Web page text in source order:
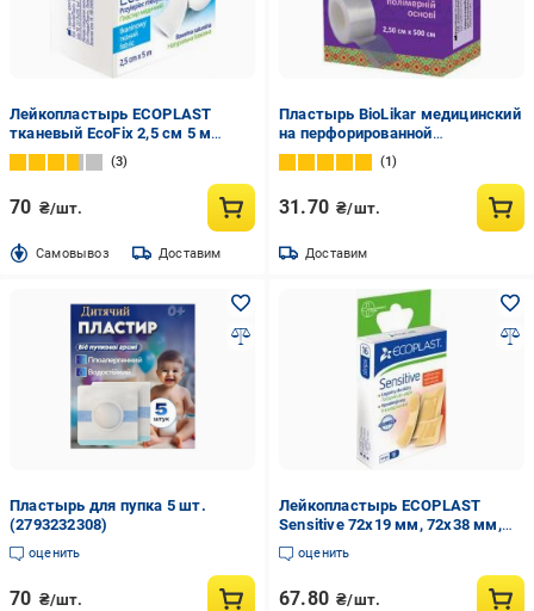
Лейкопластырь ECOPLAST
тканевый EcoFix 2,5 см 5 м
нестерильные
3
70 ₴/шт.
Cамовывоз Доставим
Пластырь BioLikar медицинский
на перфорированной
полимерной основе 2,5 х 500 см
стерильные
1
31.70 ₴/шт.
Доставим
Пластырь для пупка 5 шт.
(2793232308)
оценить
70 ₴/шт.
Лейкопластырь ECOPLAST
Sensitive 72х19 мм, 72х38 мм,
38х38 мм нестерильные 16 шт.
оценить
67.80 ₴/шт.